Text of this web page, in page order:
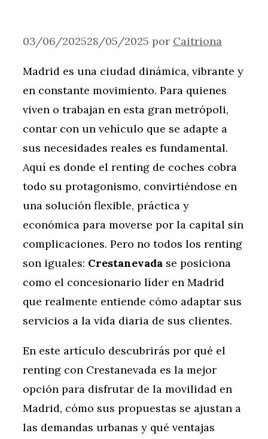
03/06/202528/05/2025 por Caitriona
Madrid es una ciudad dinámica, vibrante y
en constante movimiento. Para quienes
viven o trabajan en esta gran metrópoli,
contar con un vehículo que se adapte a
sus necesidades reales es fundamental.
Aquí es donde el renting de coches cobra
todo su protagonismo, convirtiéndose en
una solución flexible, práctica y
económica para moverse por la capital sin
complicaciones. Pero no todos los renting
son iguales: Crestanevada se posiciona
como el concesionario líder en Madrid
que realmente entiende cómo adaptar sus
servicios a la vida diaria de sus clientes.
En este artículo descubrirás por qué el
renting con Crestanevada es la mejor
opción para disfrutar de la movilidad en
Madrid, cómo sus propuestas se ajustan a
las demandas urbanas y qué ventajas